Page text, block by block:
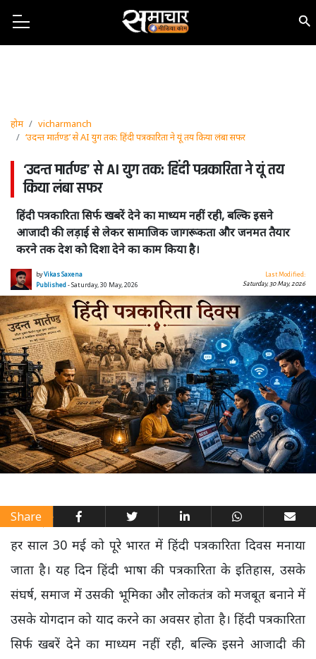
होम
vicharmanch
‘उदन्त मार्तण्ड’ से AI युग तक: हिंदी पत्रकारिता ने यूं तय किया लंबा सफर
‘उदन्त मार्तण्ड’ से AI युग तक: हिंदी पत्रकारिता ने यूं तय
किया लंबा सफर
हिंदी पत्रकारिता सिर्फ खबरें देने का माध्यम नहीं रही, बल्कि इसने
आजादी की लड़ाई से लेकर सामाजिक जागरूकता और जनमत तैयार
करने तक देश को दिशा देने का काम किया है।
byVikas Saxena
Published- Saturday, 30 May, 2026
Last Modified:
Saturday, 30 May, 2026
Share
हर साल 30 मई को पूरे भारत में हिंदी पत्रकारिता दिवस मनाया
जाता है। यह दिन हिंदी भाषा की पत्रकारिता के इतिहास, उसके
संघर्ष, समाज में उसकी भूमिका और लोकतंत्र को मजबूत बनाने में
उसके योगदान को याद करने का अवसर होता है। हिंदी पत्रकारिता
सिर्फ खबरें देने का माध्यम नहीं रही, बल्कि इसने आजादी की